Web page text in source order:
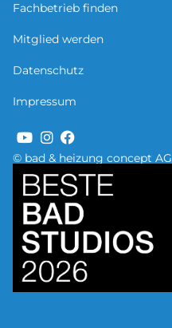
© bad & heizung concept AG
Fachbetrieb finden
Mitglied werden
Datenschutz
Impressum